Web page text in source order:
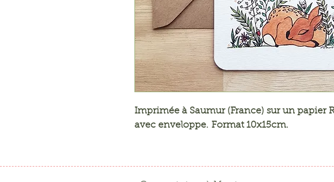
Imprimée à Saumur (France) sur un papier
avec enveloppe. Format 10x15cm.